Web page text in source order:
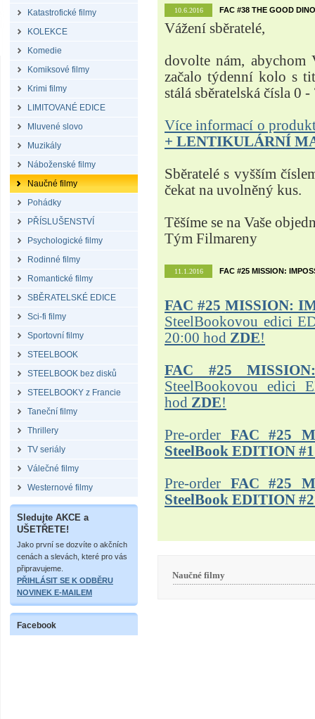
Katastrofické filmy
KOLEKCE
Komedie
Komiksové filmy
Krimi filmy
LIMITOVANÉ EDICE
Mluvené slovo
Muzikály
Náboženské filmy
Naučné filmy
Pohádky
PŘÍSLUŠENSTVÍ
Psychologické filmy
Rodinné filmy
Romantické filmy
SBĚRATELSKÉ EDICE
Sci-fi filmy
Sportovní filmy
STEELBOOK
STEELBOOK bez disků
STEELBOOKY z Francie
Taneční filmy
Thrillery
TV seriály
Válečné filmy
Westernové filmy
Sledujte AKCE a
UŠETŘETE!
Jako první se dozvíte o akčních
cenách a slevách, které pro vás
připravujeme.
PŘIHLÁSIT SE K ODBĚRU
NOVINEK E-MAILEM
Facebook
10.6.2016 FAC #38 THE GOOD
Vážení sběratelé,
dovolte nám,
začalo týdenní kolo s
stálá sběratelská čísla 0 -
Více informací o
+ LENTIKULÁRNÍ
Sběratelé s vyšším
čekat na uvolněný kus.
Těšíme se na Vaše
Tým Filmareny
11.1.2016 FAC #25 MISSION:
FAC #25 MISSION:
SteelBookovou edici
20:00 hod ZDE!
FAC #25
SteelBookovou edici
hod ZDE!
Pre-order FAC #25
SteelBook EDITION #1
Pre-order FAC #25
SteelBook EDITION #2
Naučné filmy